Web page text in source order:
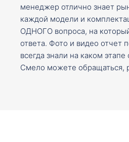
менеджер отлично знает
каждой модели и
ОДНОГО вопроса, на
ответа. Фото и видео отчет
всегда знали на каком этапе
Смело можете обращаться,